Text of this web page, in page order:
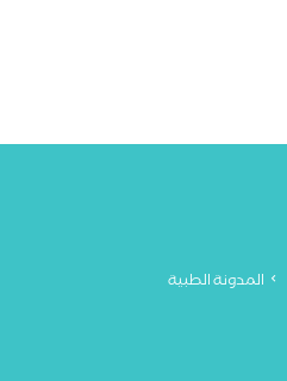
المدونة الطبية